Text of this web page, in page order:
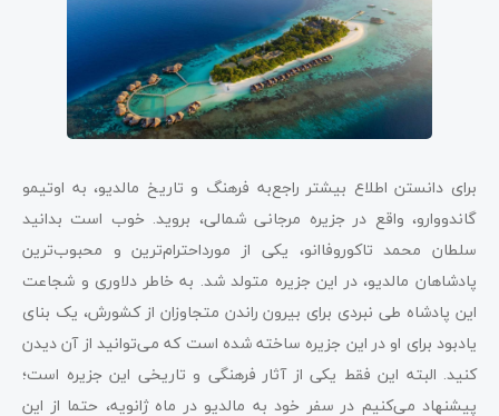
برای دانستن اطلاع بیشتر راجع‌به فرهنگ و تاریخ مالدیو، به اوتیمو
گاندووارو، واقع در جزیره مرجانی شمالی، بروید. خوب است بدانید
سلطان محمد تاکوروفاانو، یکی از مورداحترام‌ترین و محبوب‌ترین
پادشاهان مالدیو، در این جزیره متولد شد. به خاطر دلاوری و شجاعت
این پادشاه طی نبردی برای بیرون راندن متجاوزان از کشورش، یک بنای
یادبود برای او در این جزیره ساخته شده است که می‌توانید از آن دیدن
کنید. البته این فقط یکی از آثار فرهنگی و تاریخی این جزیره است؛
پیشنهاد می‌کنیم در سفر خود به مالدیو در ماه ژانویه، حتما از این